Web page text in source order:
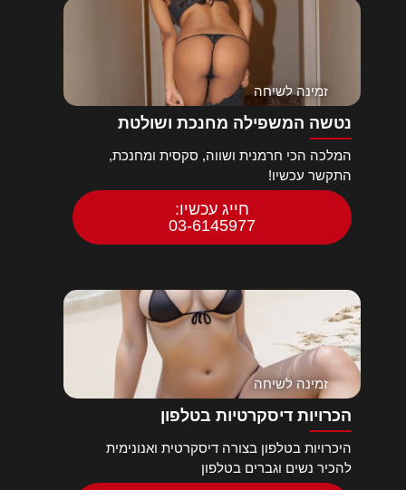
זמינה לשיחה
נטשה המשפילה מחנכת ושולטת
המלכה הכי חרמנית ושווה, סקסית ומחנכת,
התקשר עכשיו!
חייג עכשיו:
03-6145977
זמינה לשיחה
הכרויות דיסקרטיות בטלפון
היכרויות בטלפון בצורה דיסקרטית ואנונימית
להכיר נשים וגברים בטלפון